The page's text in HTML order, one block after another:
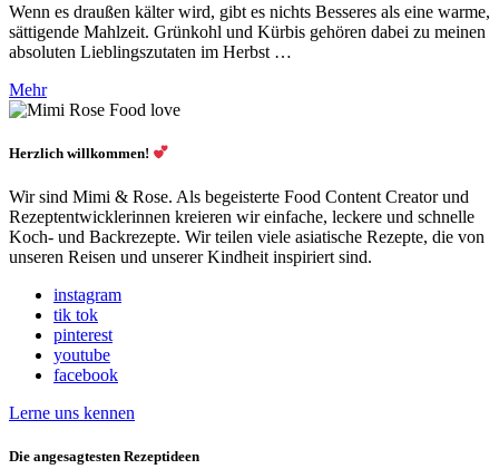
Wenn es draußen kälter wird, gibt es nichts Besseres als eine warme,
sättigende Mahlzeit. Grünkohl und Kürbis gehören dabei zu meinen
absoluten Lieblingszutaten im Herbst …
Mehr
Herzlich willkommen!
Wir sind Mimi & Rose. Als begeisterte Food Content Creator und
Rezeptentwicklerinnen kreieren wir einfache, leckere und schnelle
Koch- und Backrezepte. Wir teilen viele asiatische Rezepte, die von
unseren Reisen und unserer Kindheit inspiriert sind.
instagram
tik tok
pinterest
youtube
facebook
Lerne uns kennen
Die angesagtesten Rezeptideen